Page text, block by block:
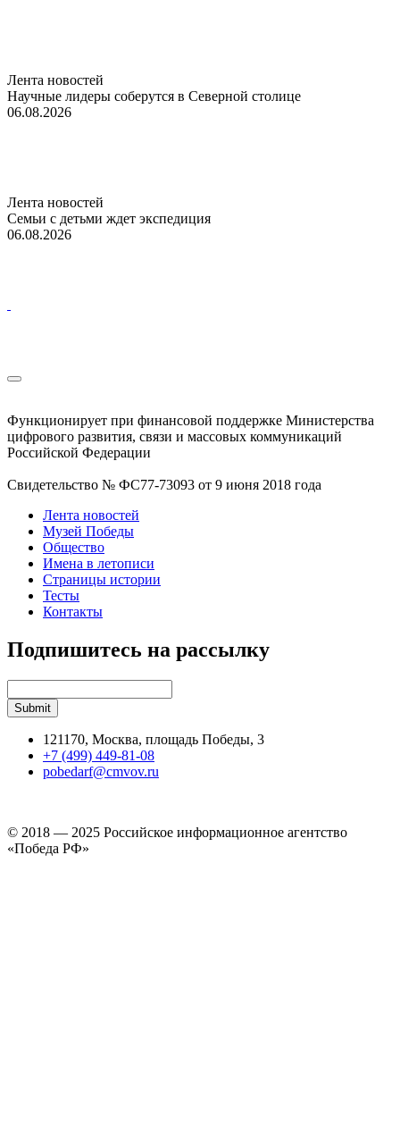
Лента новостей
Научные лидеры соберутся в Северной столице
06.08.2026
Лента новостей
Семьи с детьми ждет экспедиция
06.08.2026
Функционирует при финансовой поддержке Министерства
цифрового развития, связи и массовых коммуникаций
Российской Федерации
Свидетельство № ФС77-73093 от 9 июня 2018 года
Лента новостей
Музей Победы
Общество
Имена в летописи
Страницы истории
Тесты
Контакты
Подпишитесь на рассылку
121170, Москва, площадь Победы, 3
+7 (499) 449-81-08
pobedarf@cmvov.ru
© 2018 — 2025 Российское информационное агентство
«Победа РФ»